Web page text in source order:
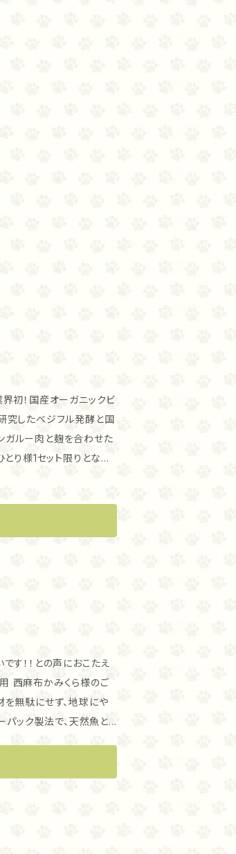
究したベジフル発酵と国
ガルー肉と麹を合わせた
す！！との声におこたえ
無駄にせず、地球にや
ルたっぷり。 栄養補給に
やさしく調えます。 トライ
もおすすめです。 ・